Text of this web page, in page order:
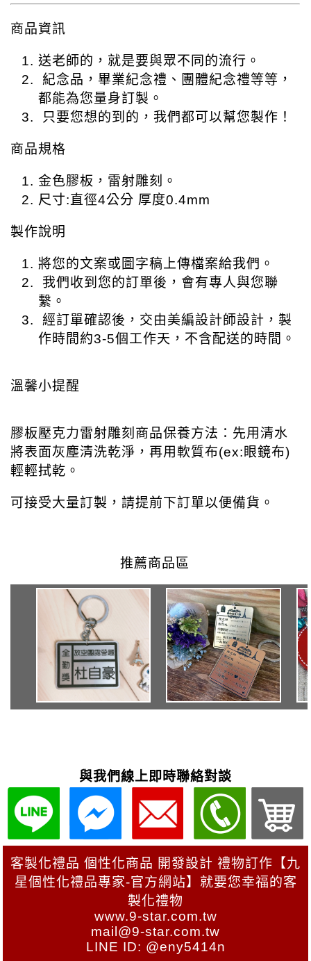
與我們線上即時聯絡對談
客製化禮品 個性化商品 開發設計 禮物訂作【九
星個性化禮品專家-官方網站】就要您幸福的客
製化禮物
www.9-star.com.tw
mail@9-star.com.tw
LINE ID: @eny5414n